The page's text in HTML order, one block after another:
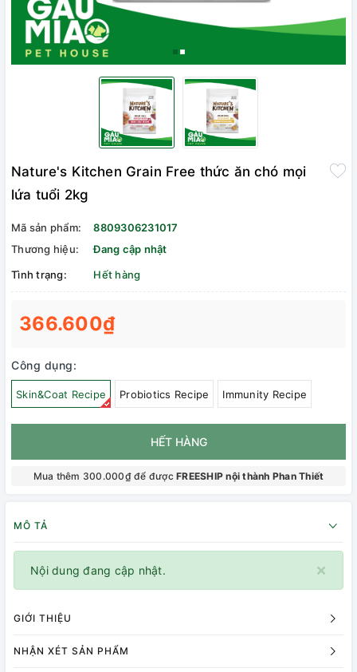
Nature's Kitchen Grain Free thức ăn chó mọi
lứa tuổi 2kg
Mã sản phẩm:
8809306231017
Thương hiệu:
Đang cập nhật
Tình trạng:
Hết hàng
366.600₫
Công dụng:
Skin&Coat Recipe Probiotics Recipe Immunity Recipe
HẾT HÀNG
Mua thêm 300.000₫ để đượcFREESHIP nội thành Phan Thiết
MÔ TẢ
×
Nội dung đang cập nhật.
GIỚI THIỆU
NHẬN XÉT SẢN PHẨM